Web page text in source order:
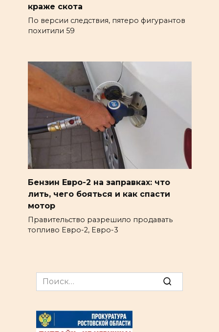
краже скота
По версии следствия, пятеро фигурантов
похитили 59
Бензин Евро-2 на заправках: что
лить, чего бояться и как спасти
мотор
Правительство разрешило продавать
топливо Евро-2, Евро-3
Search
for: